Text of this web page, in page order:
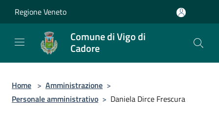
Regione Veneto
Comune di Vigo di
Cadore
Home > Amministrazione >
Personale amministrativo > Daniela Dirce Frescura